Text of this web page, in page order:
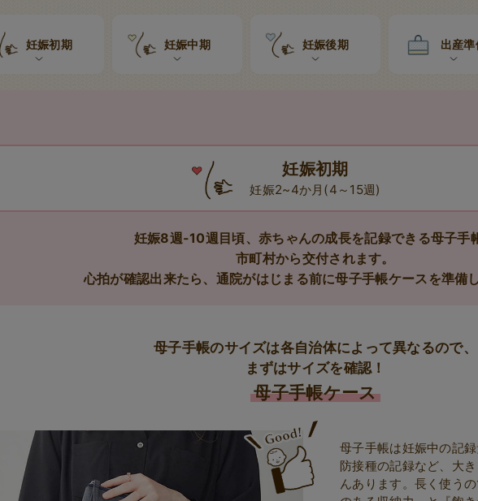
妊娠初期 妊娠中期 妊娠後期 出産準
妊娠初期
妊娠2~4か月(4～15週)
妊娠8週-10週目頃、赤ちゃんの成長を記録できる母子手
市町村から交付されます。
心拍が確認出来たら、通院がはじまる前に母子手帳ケースを準備
母子手帳のサイズは各自治体によって異なるので、
まずはサイズを確認！
母子手帳ケース
母子手帳は妊娠中の記
防接種の記録など、大
んあります。長く使う